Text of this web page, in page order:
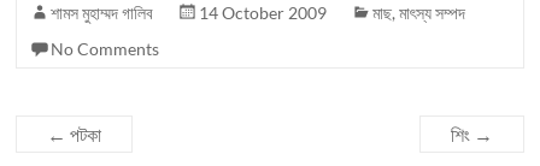
শামস মুহাম্মদ গালিব 14 October 2009 মাছ,মাৎস্য সম্পদ
No Comments
← পটকা শিং →